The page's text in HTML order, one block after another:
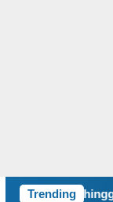
Trending
hingga Lansia